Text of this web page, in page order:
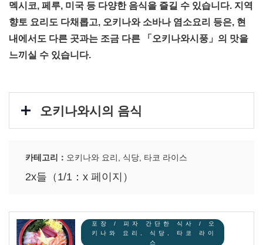
멕시코, 페루, 미국 등 다양한 음식을 즐길 수 있습니다. 지역
향토 요리도 다채롭고, 오키나와 소바나 염소요리 등은, 현
내에서도 다른 곳과는 조금 다른 「오키나와시풍」의 맛을
느끼실 수 있습니다.
오키나와시의 음식
카테고리： 오키나와 요리, 식당, 타코 라이스
2x들（1/1：x 페이지）
포장 / 피자 간단한 식사 / 오
키나와 요리, 식당, 타코 라이
스